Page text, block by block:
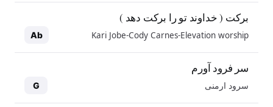
برکت ( خداوند تو را برکت دهد )
Kari Jobe-Cody Carnes-Elevation worship
Ab
سر فرود آورم
سرود ارمنی G